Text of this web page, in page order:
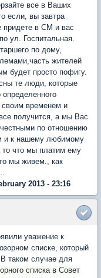
все в Ваших
если, вы завтра
придете в СМ и вас
ул. Госпитальная.
по дому,
жителей
будет просто пофигу.
те люди, которые
своим временем и
получится, а мы Вас
по отношению
и к нашему любимому
то что мы платим ему
мы живем., как
2013 - 23:16
уважение к
списке, который
таком случае для
списка в Совет